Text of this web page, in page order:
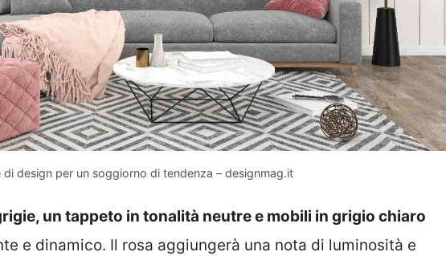
design per un soggiorno di tendenza – designmag.it
un tappeto in tonalità neutre e mobili in grigio chiaro
e dinamico. Il rosa aggiungerà una nota di luminosità e